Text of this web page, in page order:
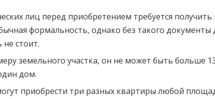
лиц перед приобретением требуется
формальность, однако без такого
стоит.
земельного участка, он не может быть больше
дом.
приобрести три разных квартиры любой